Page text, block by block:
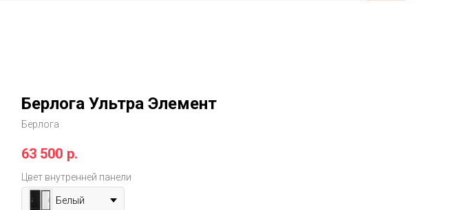
Берлога Ультра Элемент
Берлога
63 500 р.
Цвет внутренней панели
Белый